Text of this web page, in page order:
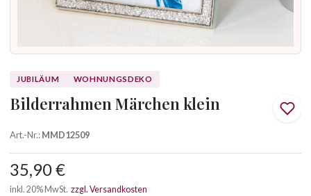
JUBILÄUM WOHNUNGSDEKO
Bilderrahmen Märchen klein
Art.-Nr.:MMD12509
35,90 €
inkl. 20% MwSt. zzgl. Versandkosten